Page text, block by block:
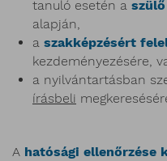
tanuló esetén a szülő
alapján,
a szakképzésért
kezdeményezésére,
a nyilvántartásban
írásbeli
A hatósági ellenőrzése